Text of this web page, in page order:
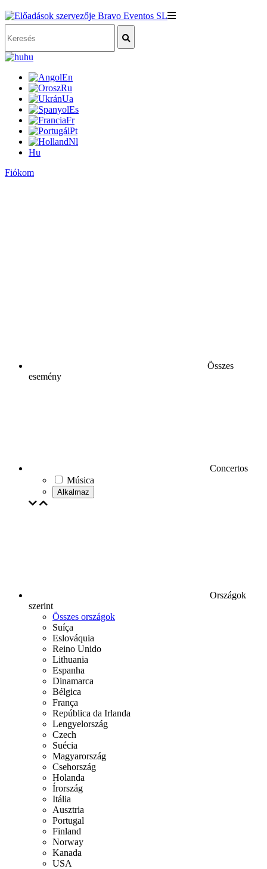
hu
En
Ru
Ua
Es
Fr
Pt
Nl
Hu
Fiókom
Összes
esemény
Concertos
Música
Alkalmaz
Országok
szerint
Összes országok
Suíça
Eslováquia
Reino Unido
Lithuania
Espanha
Dinamarca
Bélgica
França
República da Irlanda
Lengyelország
Czech
Suécia
Magyarország
Csehország
Holanda
Írország
Itália
Ausztria
Portugal
Finland
Norway
Kanada
USA